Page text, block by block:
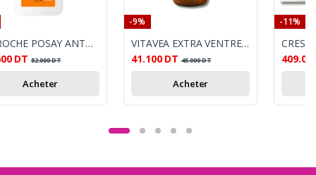
LA ROCHE POSAY ANTHELIOS ANTI TACHES 50+
DT 82.000DT
Acheter
-9%
VITAVEA EXTRA VENTRE PLAT
41.100 DT 45.000DT
Acheter
-11%